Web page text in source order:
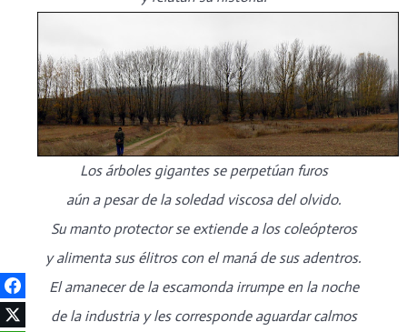
Los árboles gigantes se perpetúan furos
aún a pesar de la soledad viscosa del olvido.
Su manto protector se extiende a los coleópteros
y alimenta sus élitros con el maná de sus adentros.
El amanecer de la escamonda irrumpe en la noche
de la industria y les corresponde aguardar calmos